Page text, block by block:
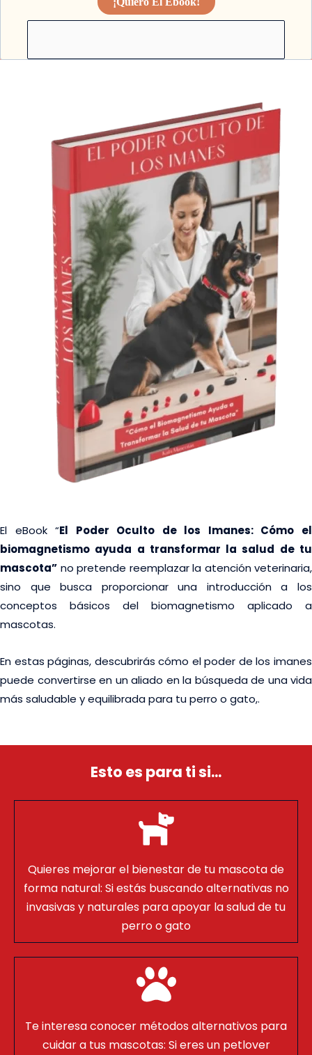
El eBook “El Poder Oculto de los Imanes: Cómo el
biomagnetismo ayuda a transformar la salud de tu
mascota” no pretende reemplazar la atención veterinaria,
sino que busca proporcionar una introducción a los
conceptos básicos del biomagnetismo aplicado a
mascotas.
En estas páginas, descubrirás cómo el poder de los imanes
puede convertirse en un aliado en la búsqueda de una vida
más saludable y equilibrada para tu perro o gato,.
Esto es para ti si...
Quieres mejorar el bienestar de tu mascota de
forma natural: Si estás buscando alternativas no
invasivas y naturales para apoyar la salud de tu
perro o gato
Te interesa conocer métodos alternativos para
cuidar a tus mascotas: Si eres un petlover